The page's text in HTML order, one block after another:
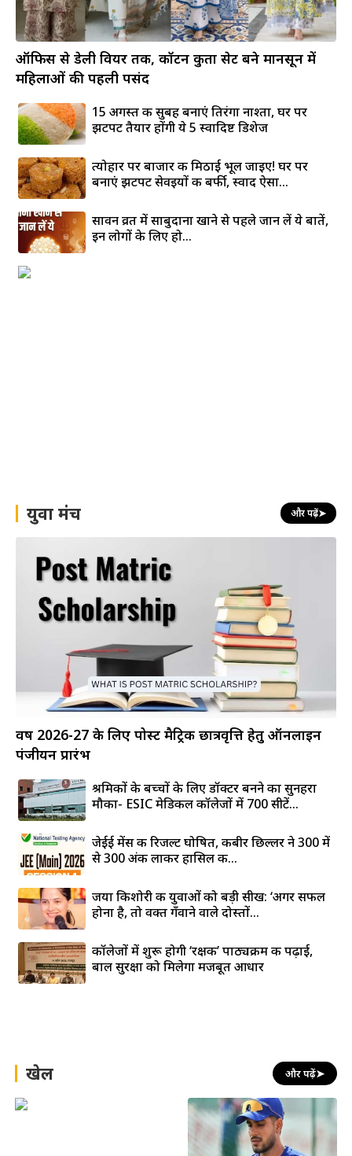
ऑफिस से डेली वियर तक, कॉटन कुर्ता सेट बने मानसून में
महिलाओं की पहली पसंद
15 अगस्त की सुबह बनाएं तिरंगा नाश्ता, घर पर
झटपट तैयार होंगी ये 5 स्वादिष्ट डिशेज
त्योहार पर बाजार की मिठाई भूल जाइए! घर पर
बनाएं झटपट सेवइयों की बर्फी, स्वाद ऐसा...
सावन व्रत में साबुदाना खाने से पहले जान लें ये बातें,
इन लोगों के लिए हो...
युवा मंच और पढ़ें➤
वर्ष 2026-27 के लिए पोस्ट मैट्रिक छात्रवृत्ति हेतु ऑनलाइन
पंजीयन प्रारंभ
श्रमिकों के बच्चों के लिए डॉक्टर बनने का सुनहरा
मौका- ESIC मेडिकल कॉलेजों में 700 सीटें...
जेईई मेंस की रिजल्ट घोषित, कबीर छिल्लर ने 300 में
से 300 अंक लाकर हासिल की...
जया किशोरी की युवाओं को बड़ी सीख: ‘अगर सफल
होना है, तो वक्त गँवाने वाले दोस्तों...
कॉलेजों में शुरू होगी ‘रक्षक’ पाठ्यक्रम की पढ़ाई,
बाल सुरक्षा को मिलेगा मजबूत आधार
खेल और पढ़ें➤